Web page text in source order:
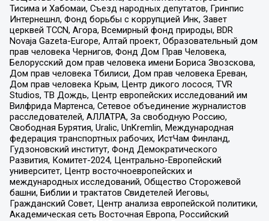
Тисима и Хабомаи, Съезд народных депутатов, Гринпис
Интернешнл, Фонд борьбы с коррупцией Инк, Завет
церквей TCCN, Агора, Всемирный фонд природы, BDR
Novaja Gazeta-Europe, Алтай проект, Образовательный дом
прав человека Чернигов, Фонд Дом Прав Человека,
Белорусский дом прав человека имени Бориса Звозскова,
Дом прав человека Тбилиси, Дом прав человека Ереван,
Дом прав человека Крым, Центр дикого лосося, TVR
Studios, ТВ Дождь, Центр европейских исследований им
Вилфрида Мартенса, Сетевое объединение журналистов
расследователей, АЛЛАТРА, За свободную Россию,
Свободная Бурятия, Uralic, UnKremlin, Международная
федерация транспортных рабочих, ИстЧам Финланд,
Гудзоновский институт, Фонд Демократического
Развития, Комитет-2024, Центрально-Европейский
университет, Центр восточноевропейских и
международных исследований, Общество Сторожевой
башни, Библии и трактатов Свидетелей Иеговы,
Гражданский Совет, Центр анализа европейской политики,
Академическая сеть Восточная Европа, Российский